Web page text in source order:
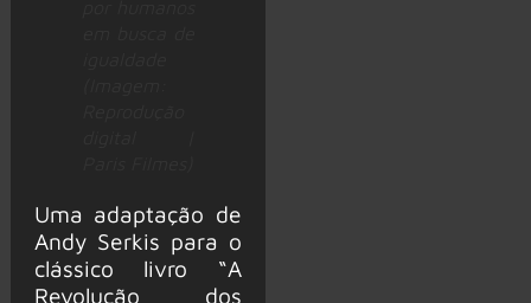
Uma adaptação de
Andy Serkis para o
clássico livro “A
Revolução dos